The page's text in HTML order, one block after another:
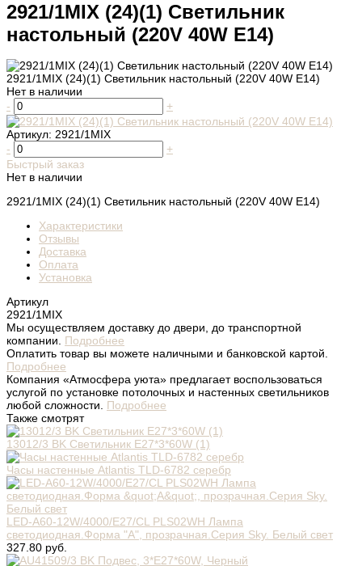
2921/1MIX (24)(1) Светильник
настольный (220V 40W E14)
2921/1MIX (24)(1) Светильник настольный (220V 40W E14)
Нет в наличии
-
+
Артикул: 2921/1MIX
-
+
Быстрый заказ
Нет в наличии
2921/1MIX (24)(1) Светильник настольный (220V 40W E14)
Характеристики
Отзывы
Доставка
Оплата
Установка
Артикул
2921/1MIX
Мы осуществляем доставку до двери, до транспортной
компании. Подробнее
Оплатить товар вы можете наличными и банковской картой.
Подробнее
Компания «Атмосфера уюта» предлагает воспользоваться
услугой по установке потолочных и настенных светильников
любой сложности. Подробнее
Также смотрят
13012/3 BK Светильник E27*3*60W (1)
Часы настенные Atlantis TLD-6782 серебр
LED-A60-12W/4000/E27/CL PLS02WH Лампа
светодиодная.Форма "A", прозрачная.Серия Sky. Белый свет
327.80 руб.